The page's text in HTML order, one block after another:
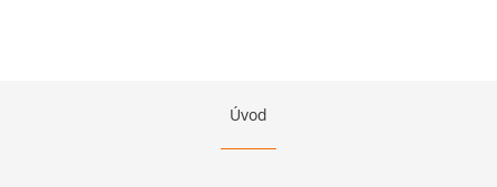
Úvod